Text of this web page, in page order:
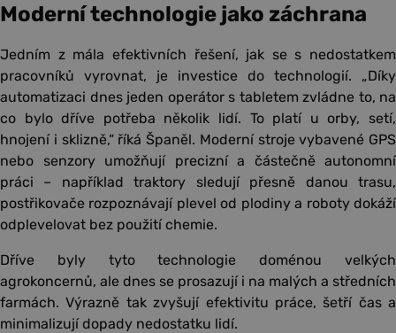
Moderní technologie jako záchrana
Jedním z mála efektivních řešení, jak se s nedostatkem
pracovníků vyrovnat, je investice do technologií. „Díky
automatizaci dnes jeden operátor s tabletem zvládne to, na
co bylo dříve potřeba několik lidí. To platí u orby, setí,
hnojení i sklizně,“ říká Španěl. Moderní stroje vybavené GPS
nebo senzory umožňují precizní a částečně autonomní
práci – například traktory sledují přesně danou trasu,
postřikovače rozpoznávají plevel od plodiny a roboty dokáží
odplevelovat bez použití chemie.
Dříve byly tyto technologie doménou velkých
agrokoncernů, ale dnes se prosazují i na malých a středních
farmách. Výrazně tak zvyšují efektivitu práce, šetří čas a
minimalizují dopady nedostatku lidí.